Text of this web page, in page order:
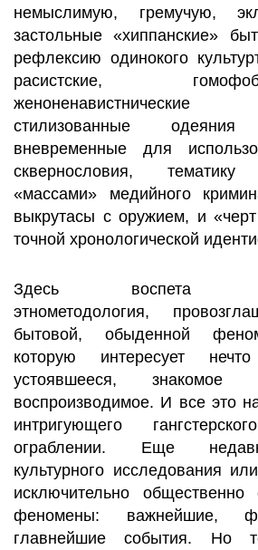
немыслимую, гремучую,
застольные «хиппанские»
рефлексию одинокого
расистские,
стилизованные одеяния
вневременные для
сквернословия, тематику
«массами» медийного
выкрутасы с оружием, и
точной хронологической
Здесь воспета
этнометодология,
бытовой, обыденной
которую интересует
устоявшееся, знакомое
воспроизводимое. И все это
интригующего
ограблении. Еще
культурного исследования
исключительно общественно
феномены: важнейшие,
главнейшие события. Но